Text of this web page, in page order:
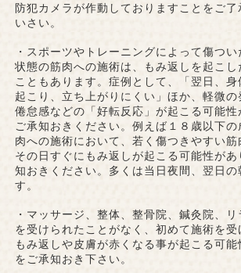
防犯カメラが作動しておりますことをご
いさい。
・スポーツやトレーニングによって傷つい
状態の筋肉への施術は、もみ返しを起こし
こともあります。症例として、「翌日、
起こり、立ち上がりにくい」ほか、軽微の
倦怠感などの「好転反応」が起こる可能性
ご承知おきください。例えば１８歳以下
肉への施術において、若く傷つきやすい筋
その日すぐにもみ返しが起こる可能性が
知おきください。多くは当日夜間、翌日の
す。
・マッサージ、整体、整骨院、鍼灸院、
を受けられたことがなく、初めて施術を受
もみ返しや皮膚が赤くなる事が起こる可能
をご承知おき下さい。